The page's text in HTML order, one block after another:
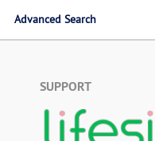
Advanced Search
SUPPORT